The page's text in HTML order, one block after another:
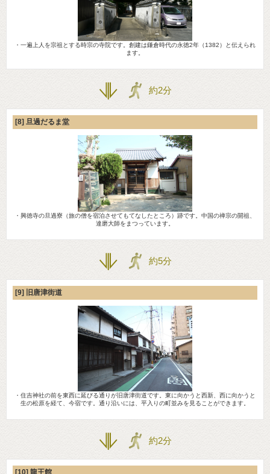
・一遍上人を宗祖とする時宗の寺院です。創建は鎌倉時代の永徳2年（1382）と伝えられ
ます。
約2分
[8] 旦過だるま堂
・興徳寺の旦過寮（旅の僧を宿泊させてもてなしたところ）跡です。中国の禅宗の開祖、
達磨大師をまつっています。
約5分
[9] 旧唐津街道
・住吉神社の前を東西に延びる通りが旧唐津街道です。東に向かうと西新、西に向かうと
生の松原を経て、今宿です。通り沿いには、平入りの町並みを見ることができます。
約2分